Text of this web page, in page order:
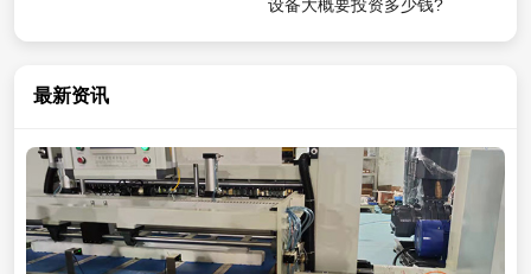
设备大概要投资多少钱?
最新资讯